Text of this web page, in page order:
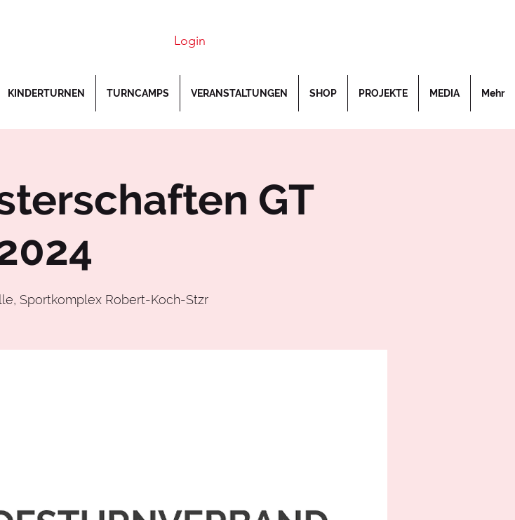
Login
KINDERTURNEN TURNCAMPS VERANSTALTUNGEN SHOP PROJEKTE MEDIA Mehr
GT
Sportkomplex Robert-Koch-Stzr